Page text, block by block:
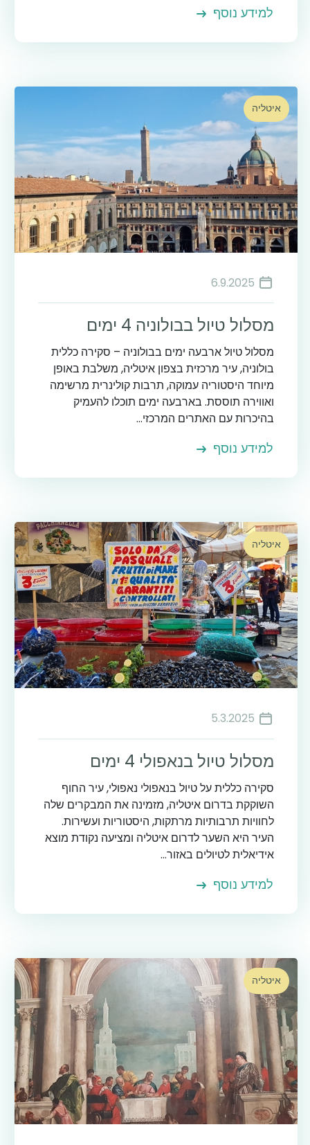
למידע נוסף
איטליה
6.9.2025
מסלול טיול בבולוניה 4 ימים
מסלול טיול ארבעה ימים בבולוניה – סקירה כללית
בולוניה, עיר מרכזית בצפון איטליה, משלבת באופן
מיוחד היסטוריה עמוקה, תרבות קולינרית מרשימה
ואווירה תוססת. בארבעה ימים תוכלו להעמיק
בהיכרות עם האתרים המרכזי...
למידע נוסף
איטליה
5.3.2025
מסלול טיול בנאפולי 4 ימים
סקירה כללית על טיול בנאפולי נאפולי, עיר החוף
השוקקת בדרום איטליה, מזמינה את המבקרים שלה
לחוויות תרבותיות מרתקות, היסטוריות ועשירות.
העיר היא השער לדרום איטליה ומציעה נקודת מוצא
אידיאלית לטיולים באזור...
למידע נוסף
איטליה